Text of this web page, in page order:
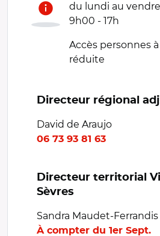
du lundi au
9h00 - 17h
Accès personnes
réduite
Directeur régional
David de Araujo
06 73 93 81 63
Directeur territorial
Sèvres
Sandra Maudet-Ferrandis
À compter du 1er Sept.